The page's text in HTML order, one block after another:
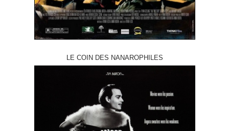
LE COIN DES NANAROPHILES